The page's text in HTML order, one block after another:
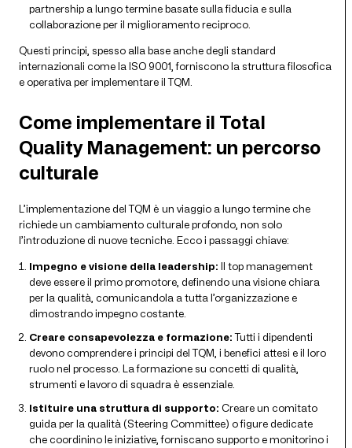
partnership a lungo termine basate sulla fiducia e sulla
collaborazione per il miglioramento reciproco.
Questi principi, spesso alla base anche degli standard
internazionali come la ISO 9001, forniscono la struttura filosofica
e operativa per implementare il TQM.
Come implementare il Total
Quality Management: un percorso
culturale
L’implementazione del TQM è un viaggio a lungo termine che
richiede un cambiamento culturale profondo, non solo
l’introduzione di nuove tecniche. Ecco i passaggi chiave:
Impegno e visione della leadership: Il top management
deve essere il primo promotore, definendo una visione chiara
per la qualità, comunicandola a tutta l’organizzazione e
dimostrando impegno costante.
Creare consapevolezza e formazione:Tutti i dipendenti
devono comprendere i principi del TQM, i benefici attesi e il loro
ruolo nel processo. La formazione su concetti di qualità,
strumenti e lavoro di squadra è essenziale.
Istituire una struttura di supporto: Creare un comitato
guida per la qualità (Steering Committee) o figure dedicate
che coordinino le iniziative, forniscano supporto e monitorino i